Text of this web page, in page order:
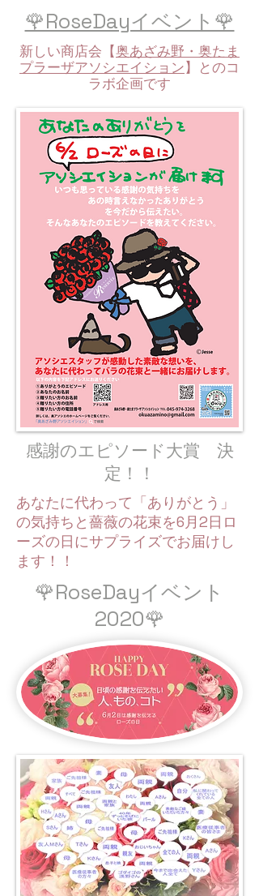
🌹RoseDayイベント🌹
新しい商店会【奥あざみ野・奥たま
プラーザアソシエイション】とのコ
ラボ企画です
感謝のエピソード大賞 決
定！！
あなたに代わって「ありがとう」
の気持ちと薔薇の花束を6月2日ロ
ーズの日にサプライズでお届けし
ます！！
🌹RoseDayイベント
2020🌹